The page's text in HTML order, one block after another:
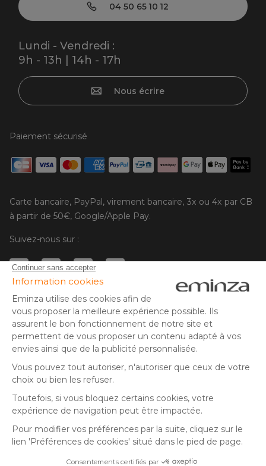
04 50 65 10 12
Lundi - Vendredi :
9h - 13h | 14h - 17h
Nous écrire
Paiement sécurisé
Carte bancaire, PayPal, virement bancaire, 3x ou 4x par CB
à partir de 50€, Google/Apple Pay.
Suivez-nous sur :
© Copyright 2025 Eminza | Tous droits réservés |
ESPAÑA
ITALIE
DEUTSCHLAND
NEDERLAND
DANMARK
FRA
* Vous disposez de 30 jours (à compter de la réception ou du
retrait de votre colis) pour effectuer un retour de produits et
vous faire rembourser. Hors colis volumineux
14 h (jours ouvrés - hors livraison éco)